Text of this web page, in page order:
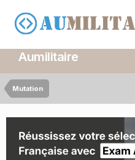
Aumilitaire
Mutation